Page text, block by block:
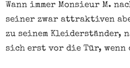
Wann immer Monsieur M.
seiner zwar attraktiven
zu seinem Kleiderständer,
sich erst vor die Tür,